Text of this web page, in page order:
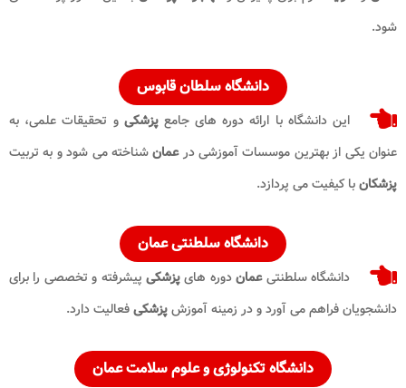
شود.
دانشگاه سلطان قابوس
این دانشگاه با ارائه دوره های جامعپزشکیو تحقیقات علمی، به
عنوان یکی از بهترین موسسات آموزشی درعمانشناخته می شود و به تربیت
پزشکانبا کیفیت می پردازد.
دانشگاه سلطنتی عمان
دانشگاه سلطنتیعماندوره هایپزشکی پیشرفته و تخصصی را برای
دانشجویان فراهم می آورد و در زمینه آموزشپزشکیفعالیت دارد.
دانشگاه تکنولوژی و علوم سلامت عمان